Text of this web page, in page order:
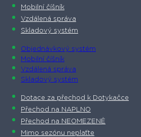
Mobilní číšník
Vzdálená správa
Skladový systém
Objednávkový systém
Mobilní číšník
Vzdálená správa
Skladový systém
Dotace za přechod k Dotykačce
Přechod na NAPLNO
Přechod na NEOMEZENĚ
Mimo sezónu neplaťte